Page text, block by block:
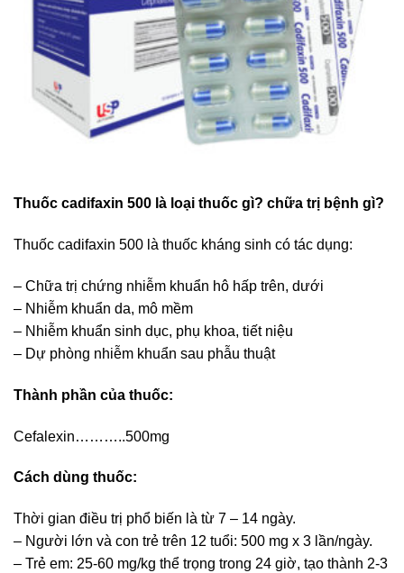
Thuốc cadifaxin 500 là loại thuốc gì? chữa trị bệnh gì?
Thuốc cadifaxin 500 là thuốc kháng sinh có tác dụng:
– Chữa trị chứng nhiễm khuẩn hô hấp trên, dưới
– Nhiễm khuẩn da, mô mềm
– Nhiễm khuẩn sinh dục, phụ khoa, tiết niệu
– Dự phòng nhiễm khuẩn sau phẫu thuật
Thành phần của thuốc:
Cefalexin………..500mg
Cách dùng thuốc:
Thời gian điều trị phổ biến là từ 7 – 14 ngày.
– Người lớn và con trẻ trên 12 tuổi: 500 mg x 3 lần/ngày.
– Trẻ em: 25-60 mg/kg thể trọng trong 24 giờ, tạo thành 2-3